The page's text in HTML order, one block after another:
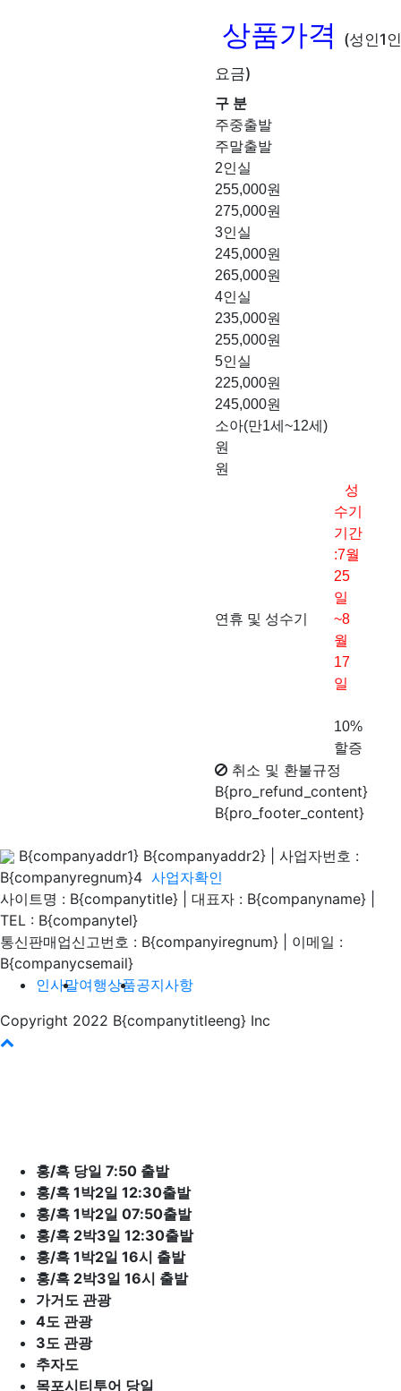
상품가격
(성인1인
요금)
구 분
주중출발
주말출발
2인실
255,000원
275,000원
3인실
245,000원
265,000원
4인실
235,000원
255,000원
5인실
225,000원
245,000원
소아(만1세~12세)
원
원
연휴 및 성수기
성
수기
기간
:7월
25
일
~8
월
17
일
10%
할증
취소 및 환불규정
B{pro_refund_content}
B{pro_footer_content}
B{companyaddr1} B{companyaddr2}
사업자번호 :
B{companyregnum}4 사업자확인
사이트명 : B{companytitle} | 대표자 : B{companyname}
TEL : B{companytel}
통신판매업신고번호 : B{companyiregnum}
이메일 :
B{companycsemail}
인사말여행상품공지사항
Copyright 2022 B{companytitleeng} Inc
홍/흑 당일 7:50 출발
홍/흑 1박2일 12:30출발
홍/흑 1박2일 07:50출발
홍/흑 2박3일 12:30출발
홍/흑 1박2일 16시 출발
홍/흑 2박3일 16시 출발
가거도 관광
4도 관광
3도 관광
추자도
목포시티투어 당일